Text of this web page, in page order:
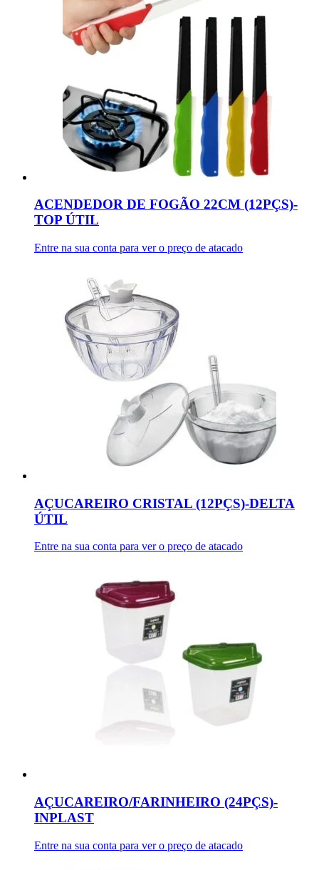
ACENDEDOR DE FOGÃO 22CM (12PÇS)-
TOP ÚTIL
Entre na sua conta para ver o preço de atacado
AÇUCAREIRO CRISTAL (12PÇS)-DELTA
ÚTIL
Entre na sua conta para ver o preço de atacado
AÇUCAREIRO/FARINHEIRO (24PÇS)-
INPLAST
Entre na sua conta para ver o preço de atacado